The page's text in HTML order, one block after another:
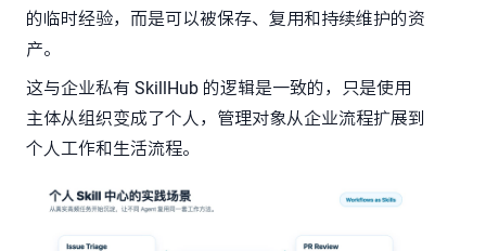
的临时经验，而是可以被保存、复用和持续维护的资
产。
这与企业私有 SkillHub 的逻辑是一致的，只是使用
主体从组织变成了个人，管理对象从企业流程扩展到
个人工作和生活流程。